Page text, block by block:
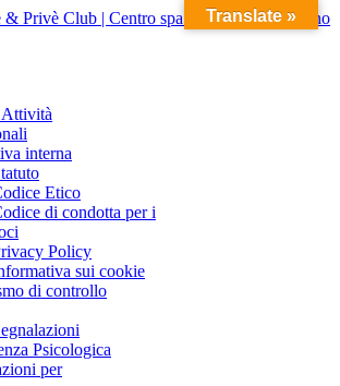
Attività
interna
Etico
di condotta per i
Policy
sui cookie
di controllo
Psicologica
per
Translate »